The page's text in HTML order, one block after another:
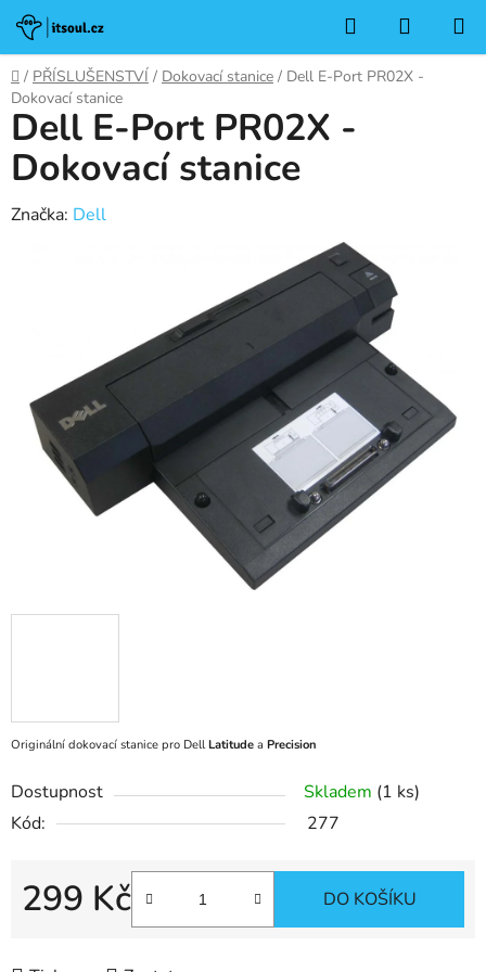
Přejít
na
obsah
Hledat
KOŠÍK
Domů
/ PŘÍSLUŠENSTVÍ / Dokovací stanice / Dell E-Port PR02X -
Dokovací stanice
Originální dokovací stanice pro DellLatitude a Precision
Dostupnost Skladem (1 ks)
Kód:
277
299 Kč DO KOŠÍKU
Dell E-Port PR02X -
Dokovací stanice
Značka: Dell